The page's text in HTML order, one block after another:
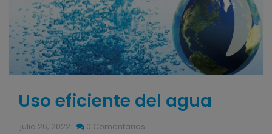
Uso eficiente del agua
julio 26, 2022 0 Comentarios